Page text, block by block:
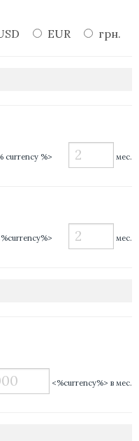
EUR грн.
currency %> мес.
мес.
<%currency%> в мес.